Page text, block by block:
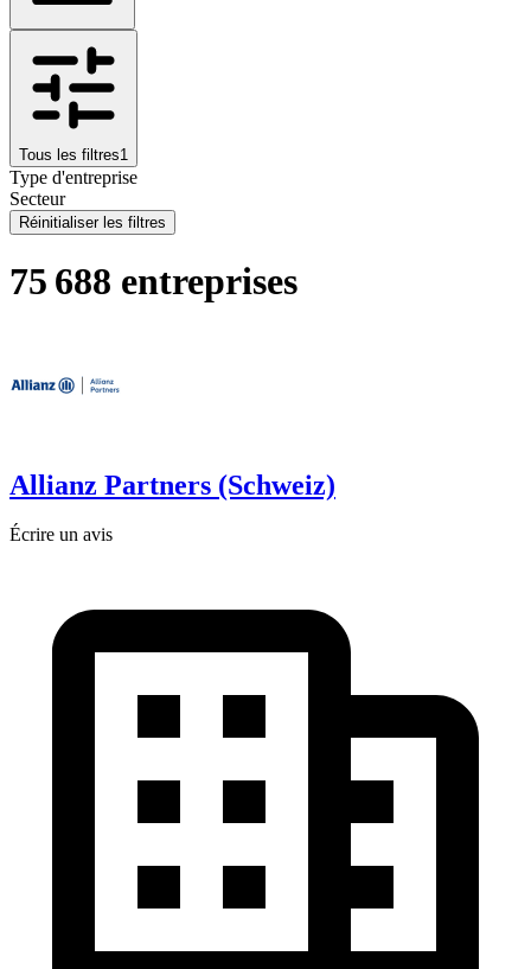
Tous les filtres1
Type d'entreprise
Secteur
Réinitialiser les filtres
75 688 entreprises
Allianz Partners (Schweiz)
Écrire un avis